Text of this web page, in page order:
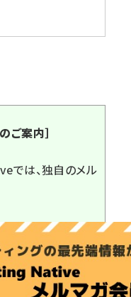
案内］
は、独自のメル